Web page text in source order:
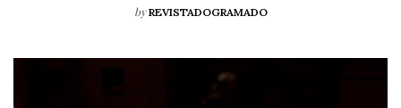
by REVISTADOGRAMADO